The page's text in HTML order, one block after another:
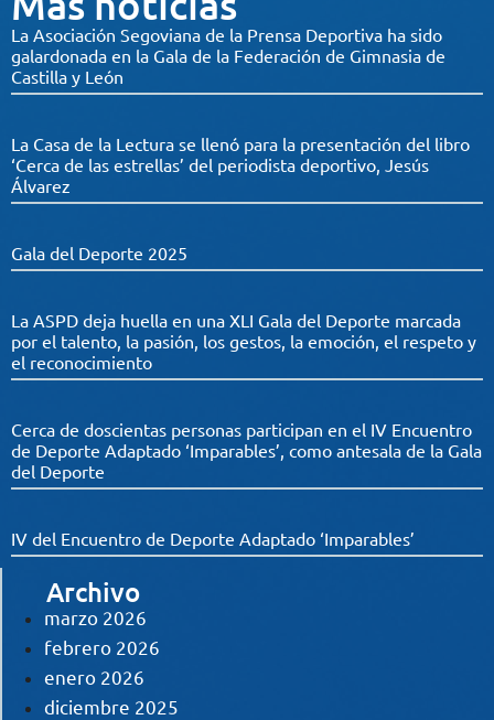
La Asociación Segoviana de la Prensa Deportiva ha sido
galardonada en la Gala de la Federación de Gimnasia de
Castilla y León
La Casa de la Lectura se llenó para la presentación del libro
‘Cerca de las estrellas’ del periodista deportivo, Jesús
Álvarez
Gala del Deporte 2025
La ASPD deja huella en una XLI Gala del Deporte marcada
por el talento, la pasión, los gestos, la emoción, el respeto y
el reconocimiento
Cerca de doscientas personas participan en el IV Encuentro
de Deporte Adaptado ‘Imparables’, como antesala de la Gala
del Deporte
IV del Encuentro de Deporte Adaptado ‘Imparables’
Archivo
marzo 2026
febrero 2026
enero 2026
diciembre 2025